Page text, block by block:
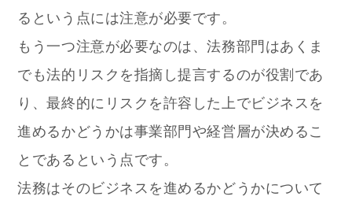
るという点には注意が必要です。
もう一つ注意が必要なのは、法務部門はあくま
でも法的リスクを指摘し提言するのが役割であ
り、最終的にリスクを許容した上でビジネスを
進めるかどうかは事業部門や経営層が決めるこ
とであるという点です。
法務はそのビジネスを進めるかどうかについて